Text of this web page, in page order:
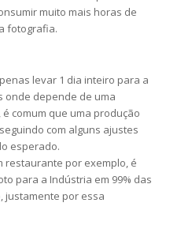
muito mais horas de
fotografia.
levar 1 dia inteiro para a
onde depende de uma
comum que uma produção
com alguns ajustes
esperado.
restaurante por exemplo, é
para a Indústria em 99% das
justamente por essa